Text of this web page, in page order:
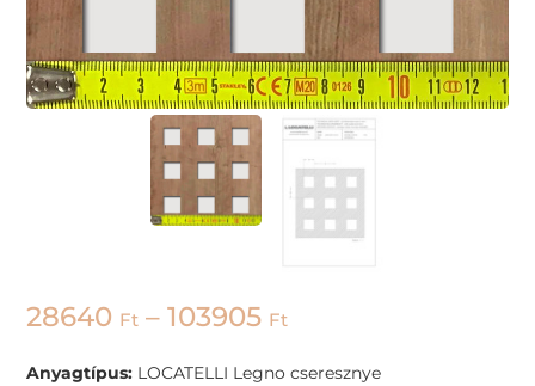
28640 Ft – 103905 Ft
Anyagtípus: LOCATELLI Legno cseresznye